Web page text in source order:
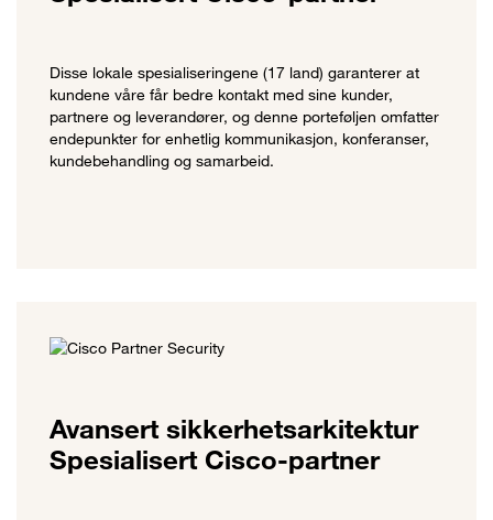
Disse lokale spesialiseringene (17 land) garanterer at
kundene våre får bedre kontakt med sine kunder,
partnere og leverandører, og denne porteføljen omfatter
endepunkter for enhetlig kommunikasjon, konferanser,
kundebehandling og samarbeid.
Avansert sikkerhetsarkitektur
Spesialisert Cisco-partner